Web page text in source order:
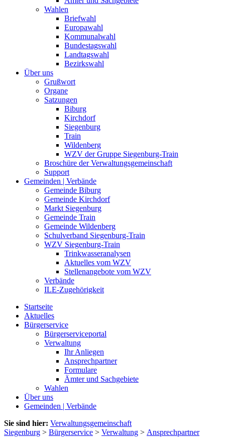
Wahlen
Briefwahl
Europawahl
Kommunalwahl
Bundestagswahl
Landtagswahl
Bezirkswahl
Über uns
Grußwort
Organe
Satzungen
Biburg
Kirchdorf
Siegenburg
Train
Wildenberg
WZV der Gruppe Siegenburg-Train
Broschüre der Verwaltungsgemeinschaft
Support
Gemeinden | Verbände
Gemeinde Biburg
Gemeinde Kirchdorf
Markt Siegenburg
Gemeinde Train
Gemeinde Wildenberg
Schulverband Siegenburg-Train
WZV Siegenburg-Train
Trinkwasseranalysen
Aktuelles vom WZV
Stellenangebote vom WZV
Verbände
ILE-Zugehörigkeit
Startseite
Aktuelles
Bürgerservice
Bürgerserviceportal
Verwaltung
Ihr Anliegen
Ansprechpartner
Formulare
Ämter und Sachgebiete
Wahlen
Über uns
Gemeinden | Verbände
Sie sind hier: Verwaltungsgemeinschaft
Siegenburg > Bürgerservice > Verwaltung > Ansprechpartner